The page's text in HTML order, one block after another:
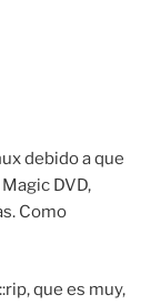
debido a que
DVD,
Como
que es muy,